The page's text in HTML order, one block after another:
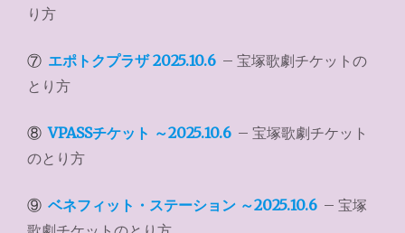
り方
⑦ エポトクプラザ 2025.10.6 – 宝塚歌劇チケットの
とり方
⑧ VPASSチケット ～2025.10.6 – 宝塚歌劇チケット
のとり方
⑨ ベネフィット・ステーション ～2025.10.6 – 宝塚